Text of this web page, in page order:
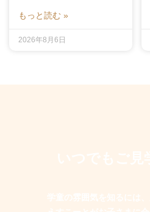
もっと読む »
2026年8月6日